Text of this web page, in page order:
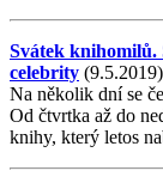
Svátek
celebrity (9.5.2019)
Na několik dní se
Od čtvrtka až do
knihy, který letos